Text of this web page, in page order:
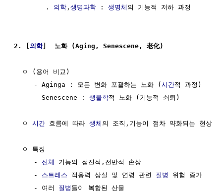
        .
의학 , 생명과학 : 생명체 의 기능적 저하 과정
2. [ 의학]  노화 (Aging, Senescene, 老化)
  ㅇ (용어 비교)
     - Aginga : 모든 변화 포괄하는 노화 (
시간적 과정)
     - Senescene :
생물학적 노화 (기능적 쇠퇴)
  ㅇ
시간 흐름에 따라 생체 의 조직,기능이 점차 약화되는 현상
  ㅇ 특징
     -
신체
기능의 점진적,전반적 손상
     -
스트레스 적응력 상실 및 연령 관련 질병
위험 증가
     - 여러
질병 들이 복합된 산물